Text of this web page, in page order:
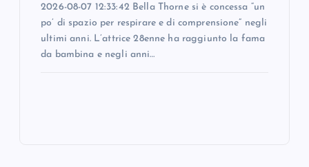
2026-08-07 12:33:42 Bella Thorne si è concessa “un
po’ di spazio per respirare e di comprensione” negli
ultimi anni. L’attrice 28enne ha raggiunto la fama
da bambina e negli anni…